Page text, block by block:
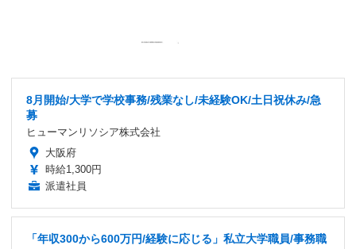
8月開始/大学で学校事務/残業なし/未経験OK/土日祝休み/急
募
ヒューマンリソシア株式会社
大阪府
時給1,300円
派遣社員
「年収300から600万円/経験に応じる」私立大学職員/事務職